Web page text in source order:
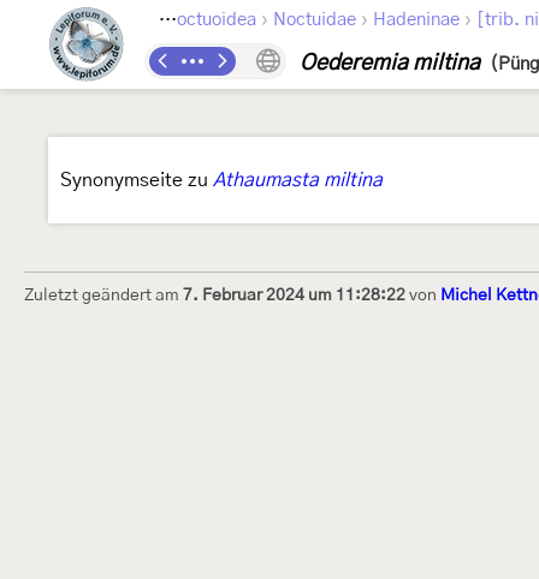
Lepidoptera › Noctuoidea › Noctuidae › Hadeninae › [trib.
Oederemia miltina
Synonymseite zu Athaumasta miltina
Zuletzt geändert am 7. Februar 2024 um 11:28:22 von Michel